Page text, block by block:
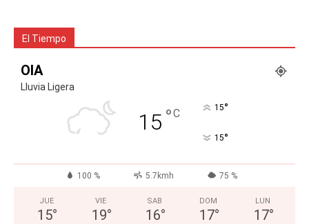
El Tiempo
OIA
Lluvia Ligera
15 °C 15°
15°
100 % 5.7kmh 75 %
JUE
15°
VIE
19°
SAB
16°
DOM
17°
LUN
17°